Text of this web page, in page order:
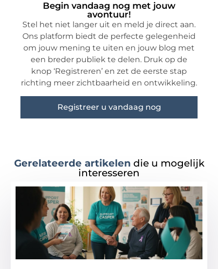
Begin vandaag nog met jouw
avontuur!
Stel het niet langer uit en meld je direct aan.
Ons platform biedt de perfecte gelegenheid
om jouw mening te uiten en jouw blog met
een breder publiek te delen. Druk op de
knop ‘Registreren’ en zet de eerste stap
richting meer zichtbaarheid en ontwikkeling.
Registreer u vandaag nog
Gerelateerde artikelen die u mogelijk
interesseren